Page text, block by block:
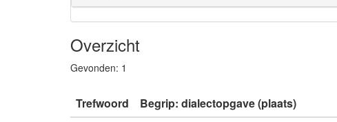
Overzicht
Gevonden: 1
Trefwoord Begrip: dialectopgave (plaats)